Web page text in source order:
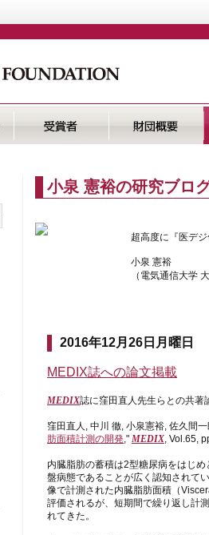
小泉 憲裕の研究ブロ
超高度に『医デ
小泉 憲裕
（電気通信大学
2016年12月26日月曜日
MEDIX誌への論文掲載
MEDIX誌に窪田直人先生らとの共著
窪田直人, 中川 徹, 小泉憲裕, 佐久間
肪面積計測の開発," MEDIX, Vol.65,
内臓脂肪の蓄積は2型糖尿病をはじ
盤病態であることが広く認知されて
像で計測された内臓脂肪面積（
評価されるが、短期間で繰り返し計
れてきた。